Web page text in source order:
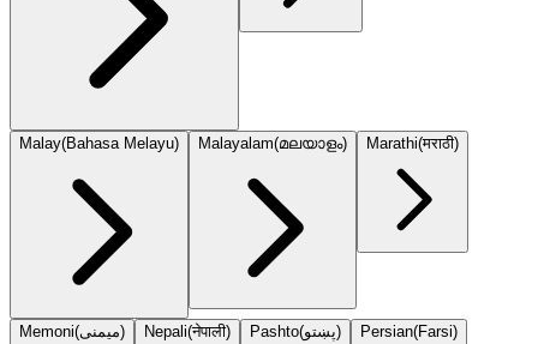
Malay(Bahasa Melayu) Malayalam(മലയാളം) Marathi(मराठी)
Memoni(میمنی) Nepali(नेपाली) Pashto(پښتو) Persian(Farsi)